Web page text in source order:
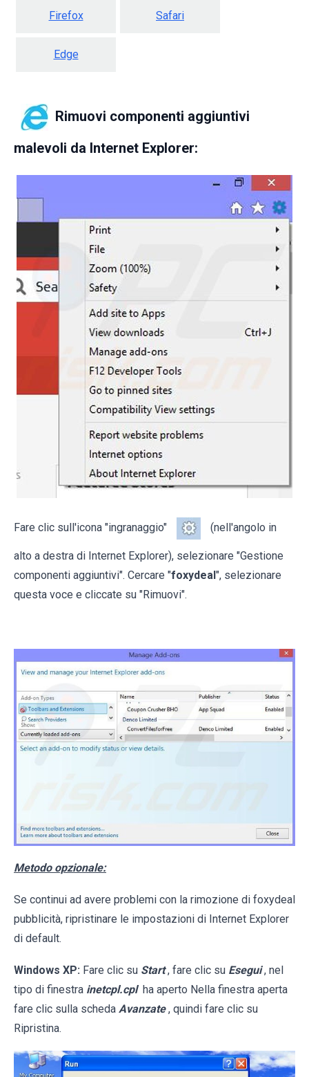
Firefox Safari
Edge
Rimuovi componenti aggiuntivi
malevoli da Internet Explorer:
Fare clic sull'icona "ingranaggio" (nell'angolo in
alto a destra di Internet Explorer), selezionare "Gestione
componenti aggiuntivi". Cercare "foxydeal", selezionare
questa voce e cliccate su "Rimuovi".
Metodo opzionale:
Se continui ad avere problemi con la rimozione di foxydeal
pubblicità, ripristinare le impostazioni di Internet Explorer
di default.
Windows XP: Fare clic su Start , fare clic su Esegui , nel
tipo di finestra inetcpl.cpl ha aperto Nella finestra aperta
fare clic sulla scheda Avanzate , quindi fare clic su
Ripristina.